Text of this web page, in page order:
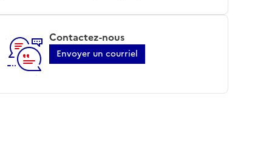
Contactez-nous
Envoyer un courriel